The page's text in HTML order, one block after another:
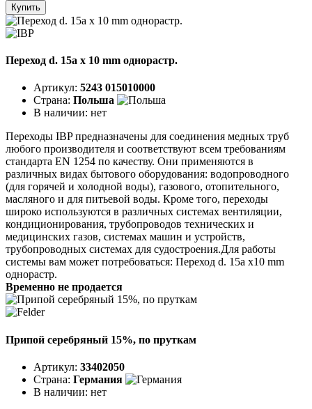
Купить
Переход d. 15a x 10 mm однорастр.
Артикул: 5243 015010000
Страна: Польша
В наличии: нет
Переходы IBP предназначены для соединения медных труб
любого производителя и соответствуют всем требованиям
стандарта EN 1254 по качеству. Они применяются в
различных видах бытового оборудования: водопроводного
(для горячей и холодной воды), газового, отопительного,
масляного и для питьевой воды. Кроме того, переходы
широко используются в различных системах вентиляции,
кондиционирования, трубопроводов технических и
медицинских газов, системах машин и устройств,
трубопроводных системах для судостроения.Для работы
системы вам может потребоваться: Переход d. 15a х10 mm
однорастр.
Временно не продается
Припой серебряный 15%, по пруткам
Артикул: 33402050
Страна: Германия
В наличии: нет